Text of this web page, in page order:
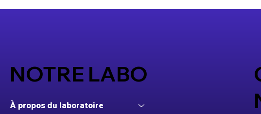
NOTRE LABO
À propos du laboratoire